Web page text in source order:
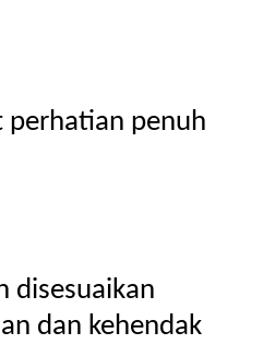
perhatian penuh
disesuaikan
dan kehendak